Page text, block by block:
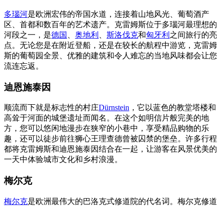
多瑙河是欧洲宏伟的帝国水道，连接着山地风光、葡萄酒产
区、首都和数百年的艺术遗产。克雷姆斯位于多瑙河最理想的
河段之一，是德国 奥地利 斯洛伐克和匈牙利 之间旅行的亮
点。无论您是在附近登船，还是在较长的航程中游览，克雷姆
斯的葡萄园全景、优雅的建筑和令人难忘的当地风味都会让您
流连忘返。
迪恩施泰因
顺流而下就是标志性的村庄Dürnstein ，它以蓝色的教堂塔楼和
高耸于河面的城堡遗址而闻名。在这个如明信片般完美的地
方，您可以悠闲地漫步在狭窄的小巷中，享受精品购物的乐
趣，还可以徒步前往狮心王理查德曾被囚禁的堡垒。许多行程
都将克雷姆斯和迪恩施泰因结合在一起，让游客在风景优美的
一天中体验城市文化和乡村浪漫。
梅尔克
梅尔克是欧洲最伟大的巴洛克式修道院的代名词。梅尔克修道